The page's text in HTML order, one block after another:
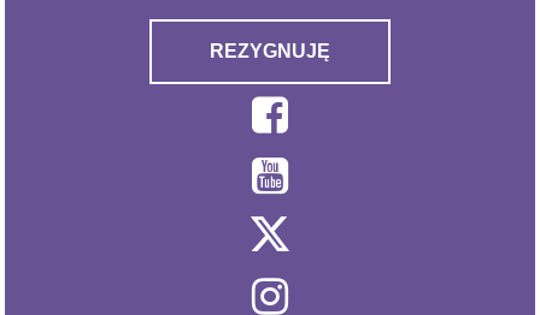
REZYGNUJĘ